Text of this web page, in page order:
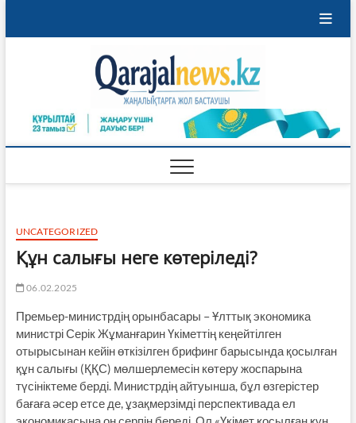
UNCATEGORIZED
Құн салығы неге көтеріледі?
06.02.2025
Премьер-министрдің орынбасары – Ұлттық экономика
министрі Серік Жұманғарин Үкіметтің кеңейтілген
отырысынан кейін өткізілген брифинг барысында қосылған
құн салығы (ҚҚС) мөлшерлемесін көтеру жоспарына
түсініктеме берді. Министрдің айтуынша, бұл өзгерістер
бағаға әсер етсе де, ұзақмерзімді перспективада ел